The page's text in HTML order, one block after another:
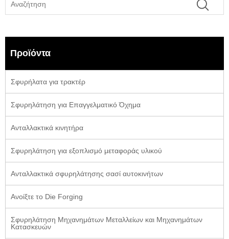
Προϊόντα
Σφυρήλατα για τρακτέρ
Σφυρηλάτηση για Επαγγελματικό Όχημα
Ανταλλακτικά κινητήρα
Σφυρηλάτηση για εξοπλισμό μεταφοράς υλικού
Ανταλλακτικά σφυρηλάτησης σασί αυτοκινήτων
Ανοίξτε το Die Forging
Σφυρηλάτηση Μηχανημάτων Μεταλλείων και Μηχανημάτων
Κατασκευών